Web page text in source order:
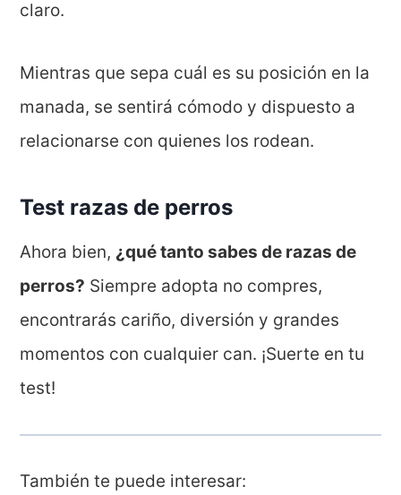
claro.
Mientras que sepa cuál es su posición en la
manada, se sentirá cómodo y dispuesto a
relacionarse con quienes los rodean.
Test razas de perros
Ahora bien, ¿qué tanto sabes de razas de
perros? Siempre adopta no compres,
encontrarás cariño, diversión y grandes
momentos con cualquier can. ¡Suerte en tu
test!
También te puede interesar: